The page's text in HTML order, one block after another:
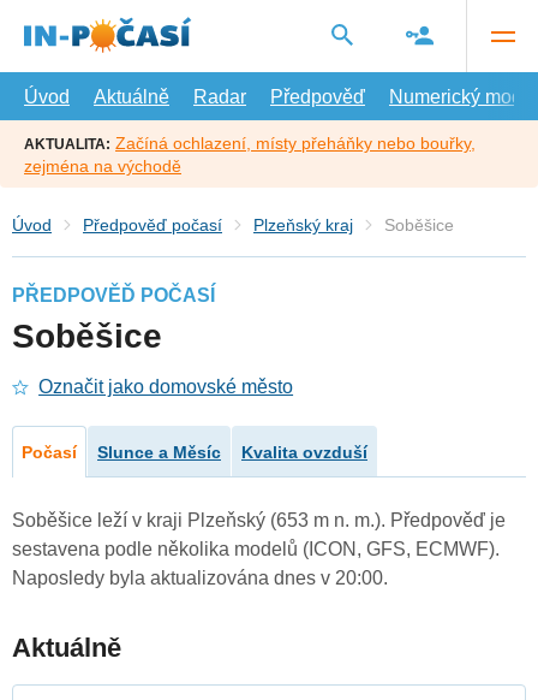
hlavní
Úvod
Aktuálně Radar Předpověď Numerický model
AKTUALITA: Začíná ochlazení, místy přeháňky nebo bouřky,
zejména na východě
Úvod Předpověď počasí Plzeňský kraj Soběšice
PŘEDPOVĚĎ POČASÍ
Soběšice
Označit jako domovské město
Počasí Slunce a Měsíc Kvalita ovzduší
Soběšice leží v kraji Plzeňský (653 m n. m.). Předpověď je
sestavena podle několika modelů (ICON, GFS, ECMWF).
Naposledy byla aktualizována dnes v 20:00.
Aktuálně